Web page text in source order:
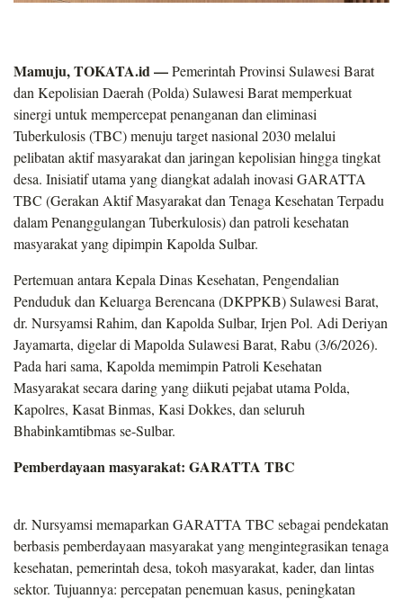
Mamuju, TOKATA.id —Pemerintah Provinsi Sulawesi Barat
dan Kepolisian Daerah (Polda) Sulawesi Barat memperkuat
sinergi untuk mempercepat penanganan dan eliminasi
Tuberkulosis (TBC) menuju target nasional 2030 melalui
pelibatan aktif masyarakat dan jaringan kepolisian hingga tingkat
desa. Inisiatif utama yang diangkat adalah inovasi GARATTA
TBC (Gerakan Aktif Masyarakat dan Tenaga Kesehatan Terpadu
dalam Penanggulangan Tuberkulosis) dan patroli kesehatan
masyarakat yang dipimpin Kapolda Sulbar.
Pertemuan antara Kepala Dinas Kesehatan, Pengendalian
Penduduk dan Keluarga Berencana (DKPPKB) Sulawesi Barat,
dr. Nursyamsi Rahim, dan Kapolda Sulbar, Irjen Pol. Adi Deriyan
Jayamarta, digelar di Mapolda Sulawesi Barat, Rabu (3/6/2026).
Pada hari sama, Kapolda memimpin Patroli Kesehatan
Masyarakat secara daring yang diikuti pejabat utama Polda,
Kapolres, Kasat Binmas, Kasi Dokkes, dan seluruh
Bhabinkamtibmas se-Sulbar.
Pemberdayaan masyarakat: GARATTA TBC
dr. Nursyamsi memaparkan GARATTA TBC sebagai pendekatan
berbasis pemberdayaan masyarakat yang mengintegrasikan tenaga
kesehatan, pemerintah desa, tokoh masyarakat, kader, dan lintas
sektor. Tujuannya: percepatan penemuan kasus, peningkatan